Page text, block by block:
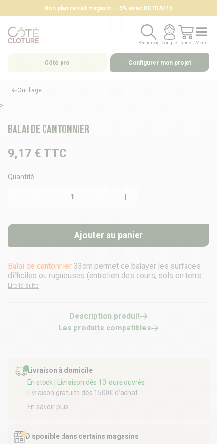
Bon plan retrait magasin : –5% avec RETRAIT5
Recherche
Recherche
Compte
Compte
Panier
Panier
Menu
Menu
Côté pro Configurer mon projet
Outillage
Balai de cantonnier
>
9,17 € TTC
Quantité
Ajouter au panier
Balai de cantonnier 33cm permet de balayer les surfaces
difficiles ou rugueuses (entretien des cours, sols en terre
battue, caniveaux, chantier, caves)
Lire la suite
Description produit
Les produits compatibles
Livraison à domicile
En stock
| Livraison dès 10 jours ouvrés
Livraison gratuite dès 1500€ d’achat.
En savoir plus
Disponible dans certains magasins